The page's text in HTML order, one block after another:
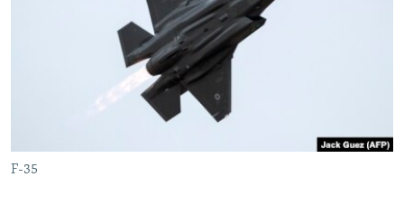
AZƏRBAYCAN ƏDƏBIYYATI KITABXANASI
İSLAM VƏ DEMOKRATIYA
PEŞƏ ETIKASI VƏ JURNALISTIKA STANDARTLARIMIZ
AZADLIQRADIOSU MOBIL TELEFONUNUZDA
RFE/RL-in bütün saytları
F-35